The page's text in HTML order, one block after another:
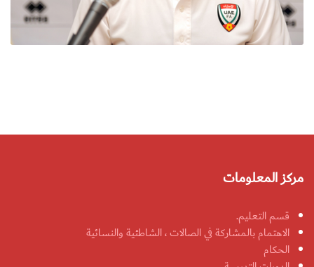
مركز المعلومات
قسم التعليم.
الاهتمام بالمشاركة في الصالات ، الشاطئية والنسائية
الحكام